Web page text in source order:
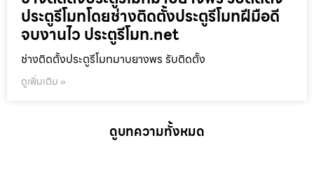
ประตูรีโมทโดยช่างติดตั้งประตูรีโมทฝีมือดี
จบงานไว ประตูรีโมท.net
ช่างติดตั้งประตูรีโมทมาบยางพร รับติดตั้ง
ดูเพิ่มเติม »
ดูบทความทั้งหมด